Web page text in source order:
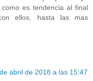
es tendencia al final
ellos, hasta las mas
abril de 2018 a las 15:47